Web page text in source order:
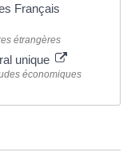
Français
étrangères
unique
économiques